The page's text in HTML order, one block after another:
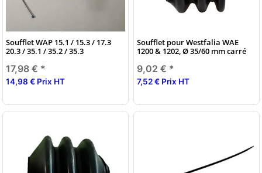
Soufflet WAP 15.1 / 15.3 / 17.3
20.3 / 35.1 / 35.2 / 35.3
17,98 € *
14,98 € Prix HT
Soufflet pour Westfalia WAE
1200 & 1202, Ø 35/60 mm carré
9,02 € *
7,52 € Prix HT